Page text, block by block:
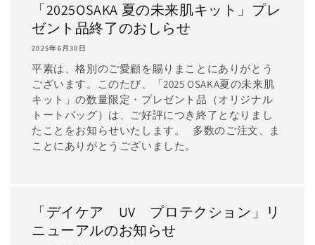
「2025OSAKA 夏の未来肌キット」プレ
ゼント品終了のおしらせ
2025年6月30日
平素は、格別のご愛顧を賜りまことにありがとう
ございます。このたび、「2025 OSAKA夏の未来肌
キット」の数量限定・プレゼント品（オリジナル
トートバッグ）は、ご好評につき終了となりまし
たことをお知らせいたします。 多数のご注文、ま
ことにありがとうございました。
「デイケア UV プロテクション」リ
ニューアルのお知らせ